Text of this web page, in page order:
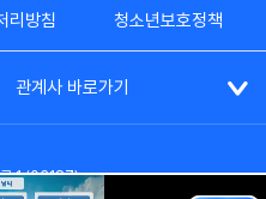
리방침 청소년보호정책
관계사 바로가기
로 1 (03187)